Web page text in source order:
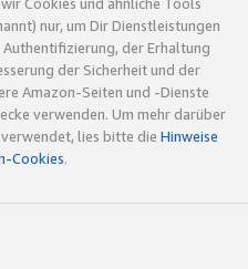
Cookies und ähnliche Tools
nur, um Dir Dienstleistungen
der Erhaltung
der Sicherheit und der
Amazon-Seiten und -Dienste
verwenden. Um mehr darüber
lies bitte die Hinweise
Cookies.